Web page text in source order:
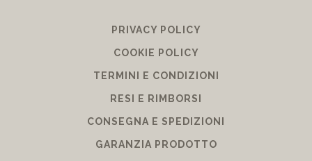
PRIVACY POLICY
COOKIE POLICY
TERMINI E CONDIZIONI
RESI E RIMBORSI
CONSEGNA E SPEDIZIONI
GARANZIA PRODOTTO